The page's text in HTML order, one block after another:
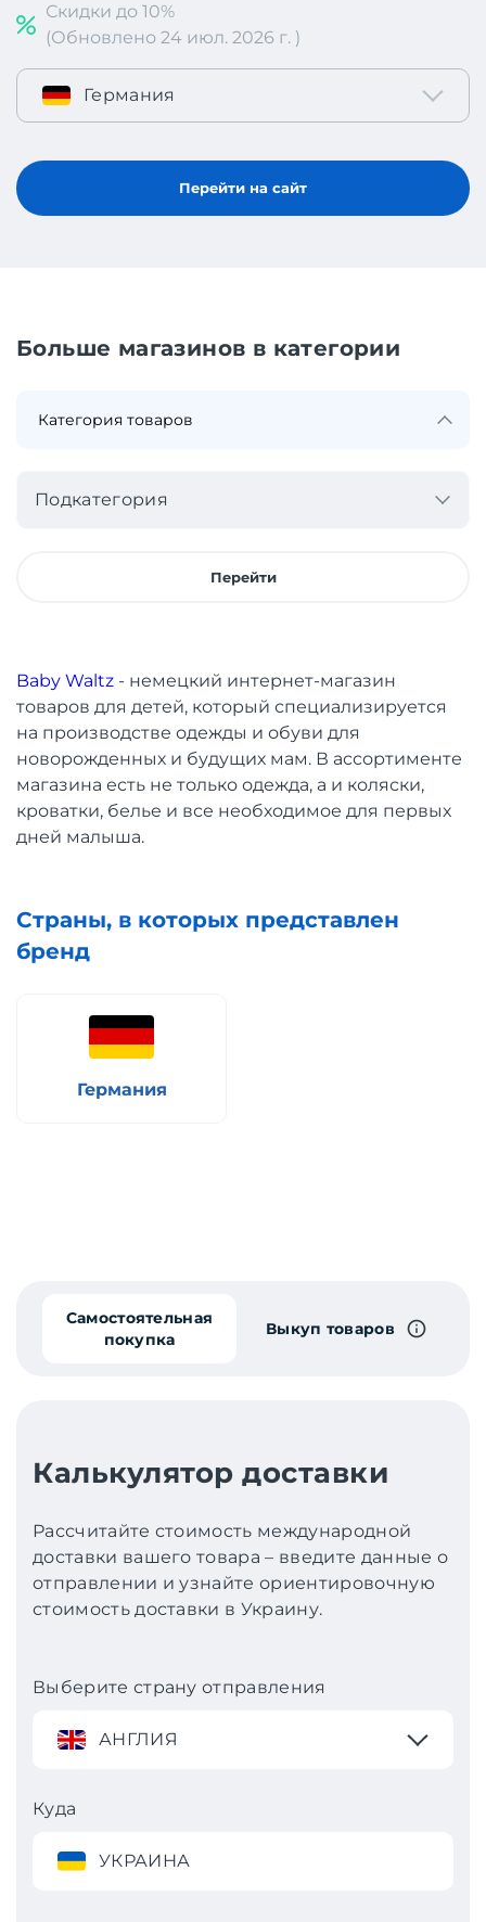
Скидки до 10%
(Обновлено 24 июл. 2026 г. )
Германия
Перейти на сайт
Больше магазинов в категории
Подкатегория
Перейти
Baby Waltz - немецкий интернет-магазин
товаров для детей, который специализируется
на производстве одежды и обуви для
новорожденных и будущих мам. В ассортименте
магазина есть не только одежда, а и коляски,
кроватки, белье и все необходимое для первых
дней малыша.
Страны, в которых представлен
бренд
Германия
Самостоятельная
покупка
Выкуп товаров
Калькулятор доставки
Рассчитайте стоимость международной
доставки вашего товара – введите данные о
отправлении и узнайте ориентировочную
стоимость доставки в Украину.
Выберите страну отправления
АНГЛИЯ
Куда
УКРАИНА